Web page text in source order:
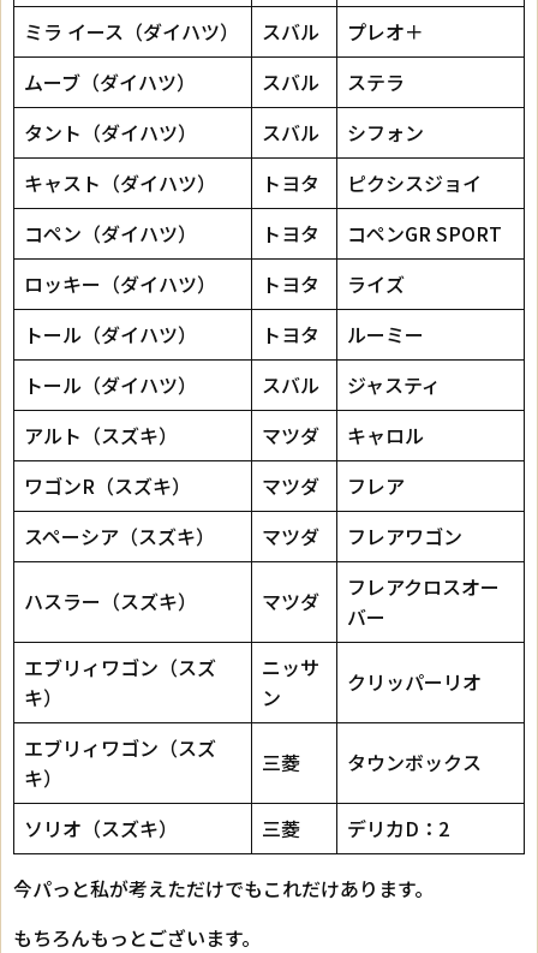
ミラ イース（ダイハツ） スバル
プレオ＋
ムーブ（ダイハツ）
スバル
ステラ
タント（ダイハツ）
スバル
シフォン
キャスト（ダイハツ）
トヨタ
ピクシスジョイ
コペン（ダイハツ）
トヨタ
コペンGR SPORT
ロッキー（ダイハツ）
トヨタ
ライズ
トール（ダイハツ）
トヨタ
ルーミー
トール（ダイハツ）
スバル
ジャスティ
アルト（スズキ）
マツダ
キャロル
ワゴンR（スズキ）
マツダ
フレア
スペーシア（スズキ）
マツダ フレアワゴン
ハスラー（スズキ） マツダ
フレアクロスオー
バー
エブリィワゴン（スズ
キ）
ニッサ
ン
クリッパーリオ
エブリィワゴン（スズ
キ）
三菱 タウンボックス
ソリオ（スズキ） 三菱 デリカD：2
今パっと私が考えただけでもこれだけあります。
もちろんもっとございます。